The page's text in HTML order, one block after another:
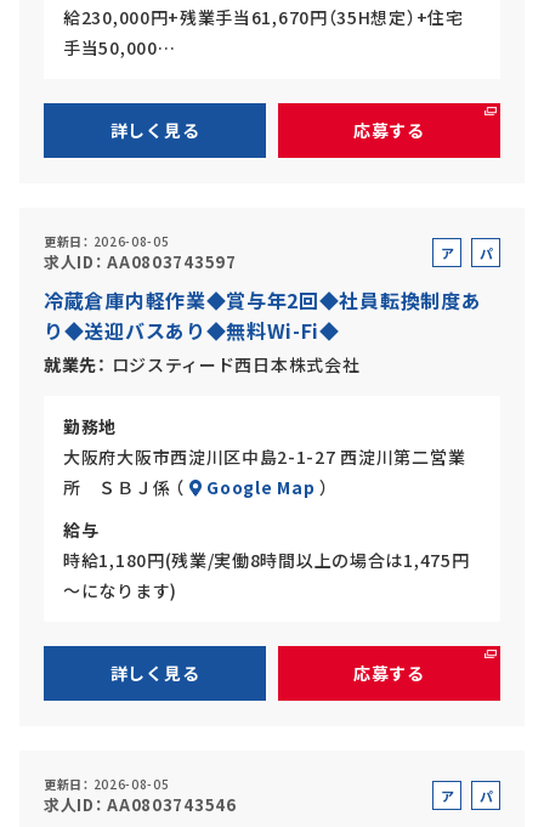
給230,000円+残業手当61,670円（35H想定）+住宅
手当50,000…
詳しく見る 応募する
更新日 2026-08-05
求人ID AA0803743597
ア
バ
パ
冷蔵倉庫内軽作業◆賞与年2回◆社員転換制度あ
り◆送迎バスあり◆無料Wi-Fi◆
就業先 ロジスティード西日本株式会社
勤務地
大阪府大阪市西淀川区中島2-1-27 西淀川第二営業
所 ＳＢＪ係 （
Google Map ）
給与
時給1,180円(残業/実働8時間以上の場合は1,475円
～になります)
詳しく見る 応募する
更新日 2026-08-05
求人ID AA0803743546
ア
パ